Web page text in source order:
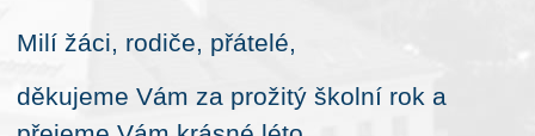
Milí žáci, rodiče, přátelé,
děkujeme Vám za prožitý školní rok a